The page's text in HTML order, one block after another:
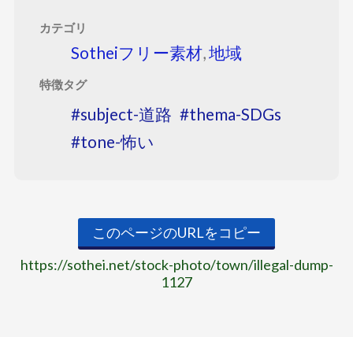
カテゴリ
Sotheiフリー素材,地域
特徴タグ
subject-道路
thema-SDGs
tone-怖い
このページのURLをコピー
https://sothei.net/stock-photo/town/illegal-dump-
1127